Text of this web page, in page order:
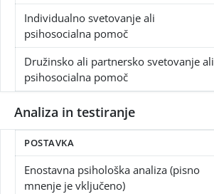
Individualno svetovanje ali
psihosocialna pomoč
Družinsko ali partnersko svetovanje ali
psihosocialna pomoč
Analiza in testiranje
POSTAVKA
Enostavna psihološka analiza (pisno
mnenje je vključeno)